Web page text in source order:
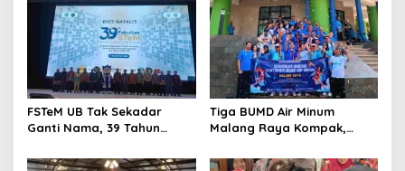
FSTeM UB Tak Sekadar
Ganti Nama, 39 Tahun
Trendsetter Sains dan
Tiga BUMD Air Minum
Malang Raya Kompak,
Tapi Juga Prestasi